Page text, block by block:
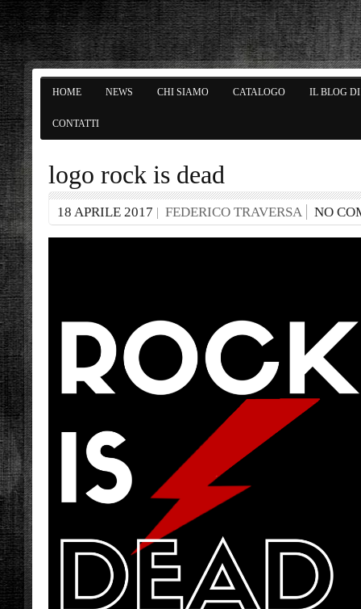
HOME NEWS CHI SIAMO CATALOGO IL BLOG
CONTATTI
logo rock is dead
18 APRILE 2017 FEDERICO TRAVERSA NO